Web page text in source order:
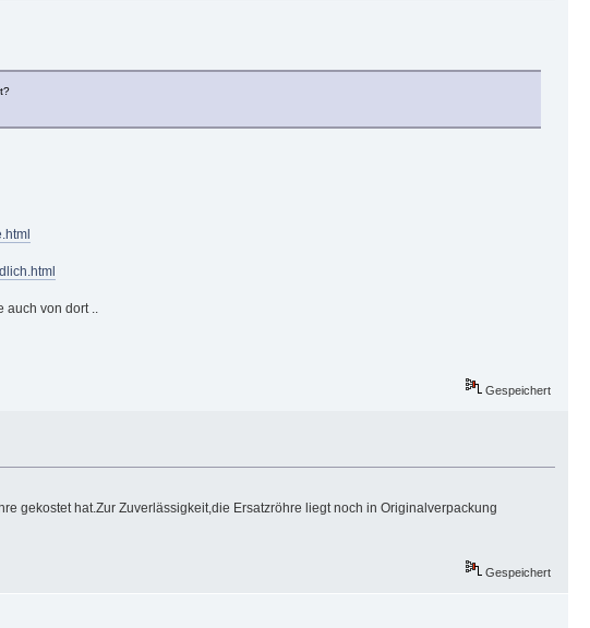
auch von dort ..
Gespeichert
gekostet hat.Zur Zuverlässigkeit,die Ersatzröhre liegt noch in Originalverpackung
Gespeichert